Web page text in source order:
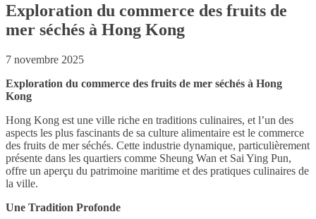
Exploration du commerce des fruits de
mer séchés à Hong Kong
7 novembre 2025
Exploration du commerce des fruits de mer séchés à Hong
Kong
Hong Kong est une ville riche en traditions culinaires, et l’un des
aspects les plus fascinants de sa culture alimentaire est le commerce
des fruits de mer séchés. Cette industrie dynamique, particulièrement
présente dans les quartiers comme Sheung Wan et Sai Ying Pun,
offre un aperçu du patrimoine maritime et des pratiques culinaires de
la ville.
Une Tradition Profonde